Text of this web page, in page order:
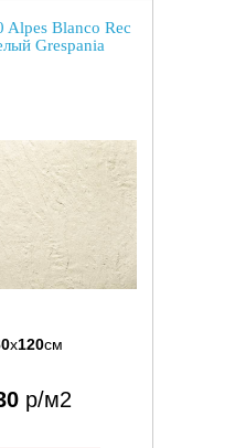
Alpes Blanco Rec
Grespania
x120см
р/м2